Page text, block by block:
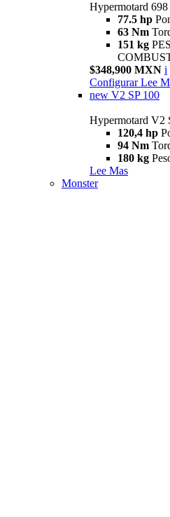
Hypermotard
77.5 hp
63 Nm
151 kg
$348,900 MXN i
Configurar Lee
new V2 SP 100
Hypermotard V2
120,4 hp
94 Nm
180 kg
Lee Mas
Monster